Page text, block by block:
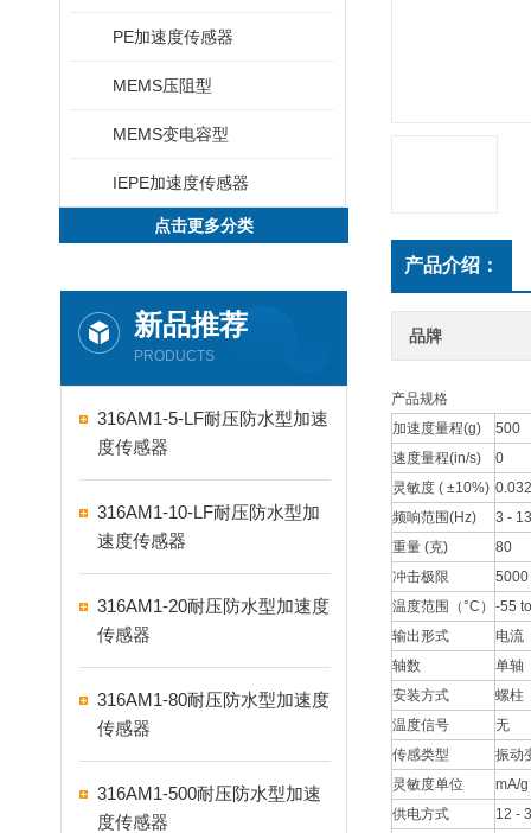
PE加速度传感器
MEMS压阻型
MEMS变电容型
IEPE加速度传感器
点击更多分类
新品推荐
PRODUCTS
316AM1-5-LF耐压防水型加速
度传感器
316AM1-10-LF耐压防水型加
速度传感器
316AM1-20耐压防水型加速度
传感器
316AM1-80耐压防水型加速度
传感器
316AM1-500耐压防水型加速
度传感器
产品介绍：
品牌
产品规格
加速度量程(g)
500
速度量程(in/s)
0
灵敏度 ( ±10%) 0.032
频响范围(Hz)
3 -
重量 (克)
80
冲击极限
5000
温度范围（°C） -55
输出形式
电流
轴数
单轴
安装方式
螺柱
温度信号
无
传感类型
振动
灵敏度单位
mA/g
供电方式
12 -